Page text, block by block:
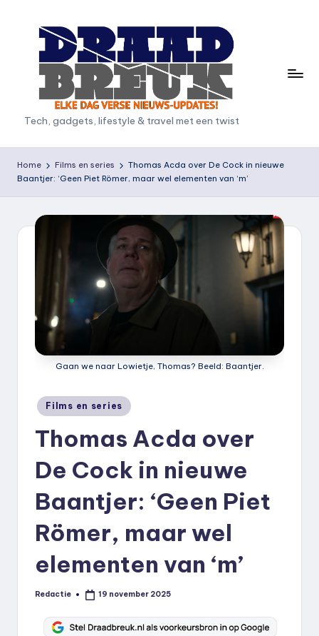
D
r
a
a
Tech, gadgets, lifestyle & travel met een twist
Home Films en series
Thomas Acda over De Cock in nieuwe
Baantjer: ‘Geen Piet Römer, maar wel elementen van ‘m’
Gaan we naar Lowietje, Thomas? Beeld: Baantjer.
Geplaatst
in
Films en series
Thomas Acda over
De Cock in nieuwe
Baantjer: ‘Geen Piet
Römer, maar wel
elementen van ‘m’
Geplaatst
Redactie 19 november 2025